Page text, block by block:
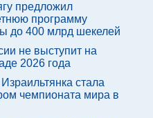
предложил
программу
до 400 млрд шекелей
не выступит на
2026 года
стала
чемпионата мира в